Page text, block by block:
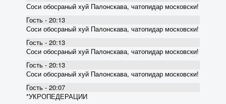
Соси обосраный хуй Палонскава, чатопидар московски!
Гость - 20:13
Соси обосраный хуй Палонскава, чатопидар московски!
Гость - 20:13
Соси обосраный хуй Палонскава, чатопидар московски!
Гость - 20:13
Соси обосраный хуй Палонскава, чатопидар московски!
Гость - 20:07
*УКРОПЕДЕРАЦИИ